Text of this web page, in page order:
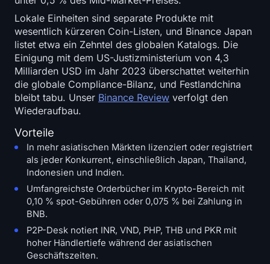
Lokale Einheiten sind separate Produkte mit
wesentlich kürzeren Coin-Listen, und Binance Japan
listet etwa ein Zehntel des globalen Katalogs. Die
Einigung mit dem US-Justizministerium von 4,3
Milliarden USD im Jahr 2023 überschattet weiterhin
die globale Compliance-Bilanz, und Festlandchina
bleibt tabu. Unser Binance Review verfolgt den
Wiederaufbau.
Vorteile
In mehr asiatischen Märkten lizenziert oder registriert
als jeder Konkurrent, einschließlich Japan, Thailand,
Indonesien und Indien.
Umfangreichste Orderbücher im Krypto-Bereich mit
0,10 % spot-Gebühren oder 0,075 % bei Zahlung in
BNB.
P2P-Desk notiert INR, VND, PHP, THB und PKR mit
hoher Händlertiefe während der asiatischen
Geschäftszeiten.